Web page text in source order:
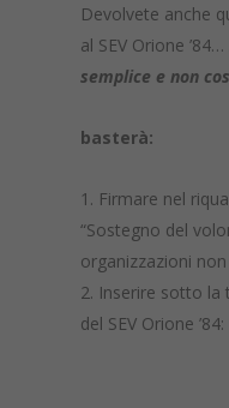
Devolvete anche
al SEV Orione ’84…
semplice e non
basterà:
Firmare nel
“Sostegno del
organizzazioni
Inserire sotto la
del SEV Orione ’84: